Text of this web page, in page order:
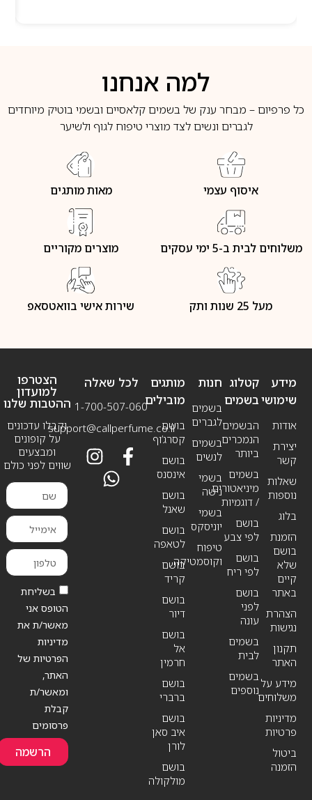
למה אנחנו
כל פרפיום – מבחר ענק של בשמים קלאסיים ובשמי בוטיק מיוחדים
לגברים ונשים לצד מוצרי טיפוח לגוף ולשיער
איסוף עצמי מאות מותגים
משלוחים לבית ב-5 ימי עסקים מוצרים מקוריים
מעל 25 שנות ותק שירות אישי בוואטסאפ
מידע
שימושי
אודות
יצירת
קשר
שאלות
נוספות
בלוג
הזמנת
בושם
שלא
קיים
באתר
הצהרת
נגישות
תקנון
האתר
מידע על
משלוחים
מדיניות
פרטיות
ביטול
הזמנה
חנות
בשמים
לגברים
בשמים
לנשים
בשמי
נישה
בשמי
יוניסקס
טיפוח
וקוסמטיקה
קטלוג
בשמים
הבשמים
הנמכרים
ביותר
בשמים
מיניאטורים
/ דוגמיות
בושם
לפי צבע
בושם
לפי ריח
בושם
לפני
עונה
בשמים
לבית
בשמים
נוספים
מותגים
מובילים
בושם
קסרג’וף
בושם
אינסנס
בושם
שאנל
בושם
לטאפה
בושם
קריד
בושם
דיור
בושם
אל
חרמין
בושם
ברברי
בושם
איב סאן
לורן
בושם
מולקולה
לכל שאלה
1-700-507-060
support@callperfume.co.il
הצטרפו
למועדון
ההטבות שלנו
וקבלו עדכונים
על קופונים
ומבצעים
שווים לפני כולם
בשליחת
הטופס אני
מאשר/ת את
מדיניות
הפרטיות של
האתר,
ומאשר/ת
קבלת
פרסומים
הרשמה